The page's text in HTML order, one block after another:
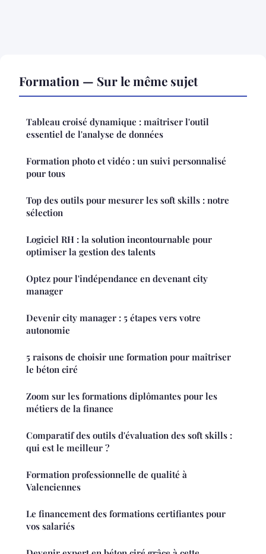
Formation — Sur le même sujet
Tableau croisé dynamique : maîtriser l'outil
essentiel de l'analyse de données
Formation photo et vidéo : un suivi personnalisé
pour tous
Top des outils pour mesurer les soft skills : notre
sélection
Logiciel RH : la solution incontournable pour
optimiser la gestion des talents
Optez pour l'indépendance en devenant city
manager
Devenir city manager : 5 étapes vers votre
autonomie
5 raisons de choisir une formation pour maîtriser
le béton ciré
Zoom sur les formations diplômantes pour les
métiers de la finance
Comparatif des outils d'évaluation des soft skills :
qui est le meilleur ?
Formation professionnelle de qualité à
Valenciennes
Le financement des formations certifiantes pour
vos salariés